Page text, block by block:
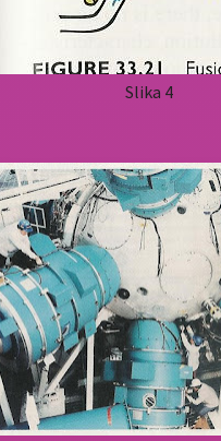
Slika 4